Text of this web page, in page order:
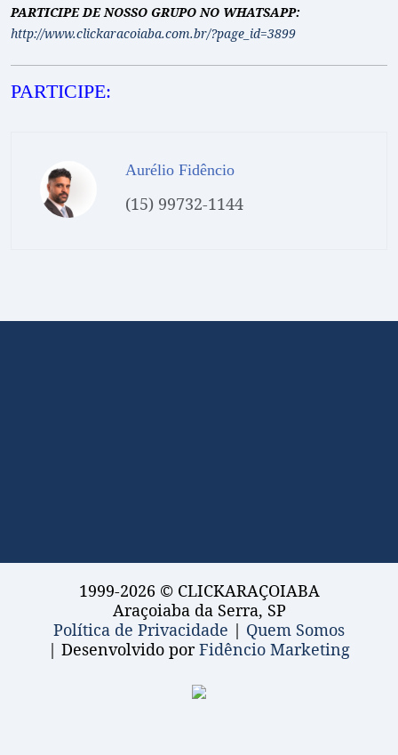
PARTICIPE DE NOSSO GRUPO NO WHATSAPP:
http://www.clickaracoiaba.com.br/?page_id=3899
PARTICIPE:
Aurélio Fidêncio
(15) 99732-1144
1999-2026 © CLICKARAÇOIABA
Araçoiaba da Serra, SP
Política de Privacidade | Quem Somos
| Desenvolvido porFidêncio Marketing